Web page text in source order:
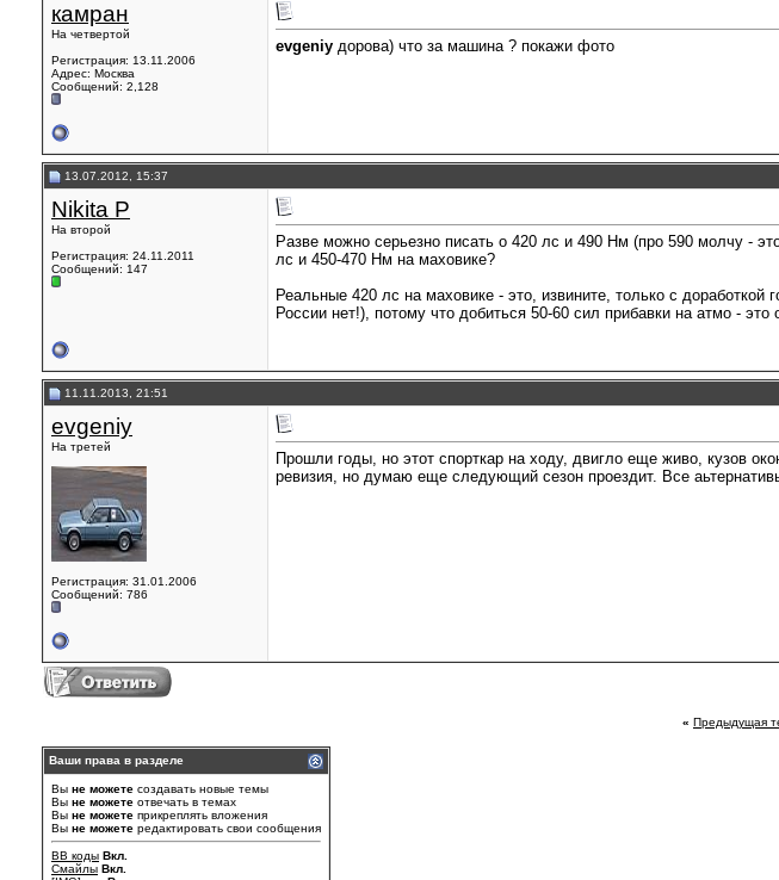
камран
На четвертой
Регистрация: 13.11.2006
Адрес: Москва
Сообщений: 2,128
evgeniy дорова) что за машина ? покажи фото
13.07.2012, 15:37
Nikita P
На второй
Регистрация: 24.11.2011
Сообщений: 147
Разве можно серьезно писать о 420 лс и 490 Нм (про 590 молчу -
лс и 450-470 Нм на маховике?
Реальные 420 лс на маховике - это, извините, только с
России нет!), потому что добиться 50-60 сил прибавки на атмо - это
11.11.2013, 21:51
evgeniy
На третей
Регистрация: 31.01.2006
Сообщений: 786
Прошли годы, но этот спорткар на ходу, двигло еще живо, кузов
ревизия, но думаю еще следующий сезон проездит. Все
« Предыдущая
Ваши права в разделе
Вы не можете создавать новые темы
Вы не можете отвечать в темах
Вы не можете прикреплять вложения
Вы не можете редактировать свои сообщения
BB коды Вкл.
Смайлы Вкл.